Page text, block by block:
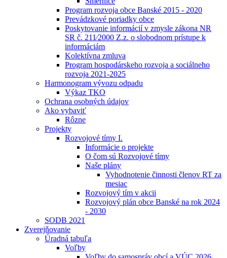
Program rozvoja obce Banské 2015 - 2020
Prevádzkové poriadky obce
Poskytovanie informácií v zmysle zákona NR
SR č. 211⁄2000 Z.z. o slobodnom prístupe k
informáciám
Kolektívna zmluva
Program hospodárskeho rozvoja a sociálneho
rozvoja 2021-2025
Harmonogram vývozu odpadu
Výkaz TKO
Ochrana osobných údajov
Ako vybaviť
Rôzne
Projekty
Rozvojové tímy I.
Informácie o projekte
O čom sú Rozvojové tímy
Naše plány
Vyhodnotenie činnosti členov RT za
mesiac
Rozvojový tím v akcii
Rozvojový plán obce Banské na rok 2024
- 2030
SODB 2021
Zverejňovanie
Úradná tabuľa
Voľby